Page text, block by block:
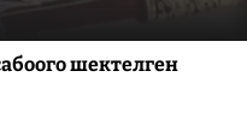
шектелген